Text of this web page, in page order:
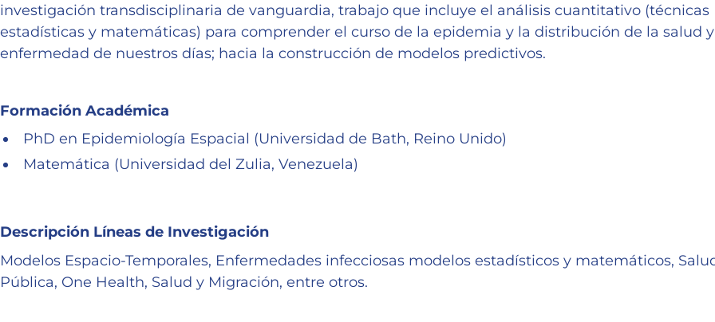
investigación transdisciplinaria de vanguardia, trabajo que incluye el análisis cuantitativo (técnicas
estadísticas y matemáticas) para comprender el curso de la epidemia y la distribución de la salud
enfermedad de nuestros días; hacia la construcción de modelos predictivos.
Formación Académica
PhD en Epidemiología Espacial (Universidad de Bath, Reino Unido)
Matemática (Universidad del Zulia, Venezuela)
Descripción Líneas de Investigación
Modelos Espacio-Temporales, Enfermedades infecciosas modelos estadísticos y matemáticos,
Pública, One Health, Salud y Migración, entre otros.